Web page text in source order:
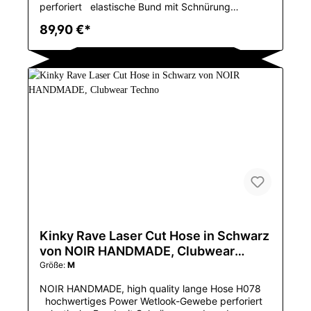
perforiert elastische Bund mit Schnürung
Belüftung und Komfort vorderer Reißverschluss
jede Garderobe, ideal für alle, die auf Partys,
Veranstaltungen oder auch bei Freizeitausflügen
gerne auffallen. Das einzigartige perforierte Design
sorgt für einen auffälligen optischen Effekt und
89,90 €*
Kinky Rave Laser Cut Hose in Schwarz
von NOIR HANDMADE, Clubwear
Techno
Größe: M
NOIR HANDMADE, high quality lange Hose H078
hochwertiges Power Wetlook-Gewebe perforiert